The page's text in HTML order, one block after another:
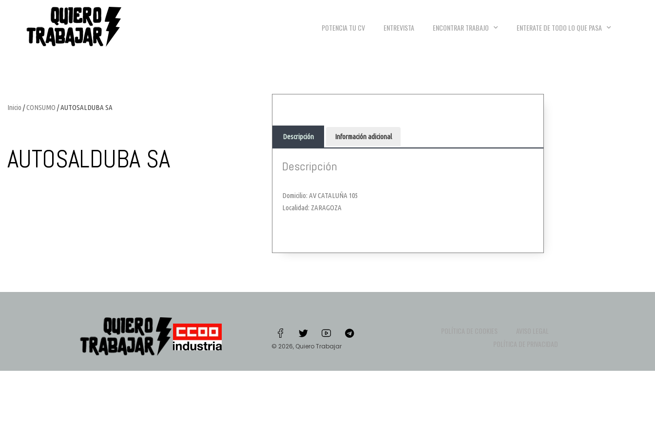
POTENCIA TU CV ENTREVISTA ENCONTRAR TRABAJO ENTERATE DE TODO LO QUE PASA
Inicio /CONSUMO / AUTOSALDUBA SA
AUTOSALDUBA SA
Descripción Información adicional
Descripción
Domicilio: AV CATALUÑA 105
Localidad: ZARAGOZA
© 2026, Quiero Trabajar